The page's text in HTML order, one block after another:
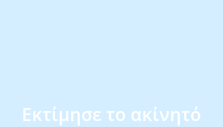
Εκτίμησε το ακίνητό